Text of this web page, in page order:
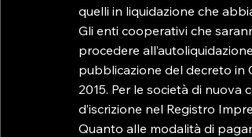
quelli in liquidazione che
Gli enti cooperativi che
procedere
pubblicazione del decreto in
2015. Per le società di nuova
d’iscrizione nel Registro
Quanto alle modalità di